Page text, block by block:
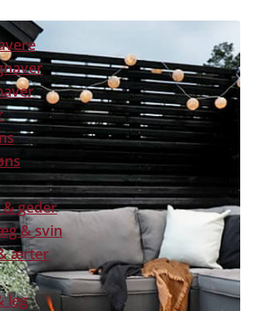
geder
& svin
ærter
leg